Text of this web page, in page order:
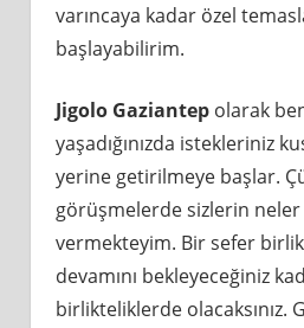
varıncaya kadar özel
başlayabilirim.
Jigolo Gaziantep olarak
yaşadığınızda istekleriniz
yerine getirilmeye başlar.
görüşmelerde sizlerin
vermekteyim. Bir sefer
devamını bekleyeceğiniz
birlikteliklerde olacaksınız.